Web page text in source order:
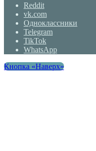
Reddit
vk.com
Одноклассники
Telegram
TikTok
WhatsApp
Кнопка «Наверх»